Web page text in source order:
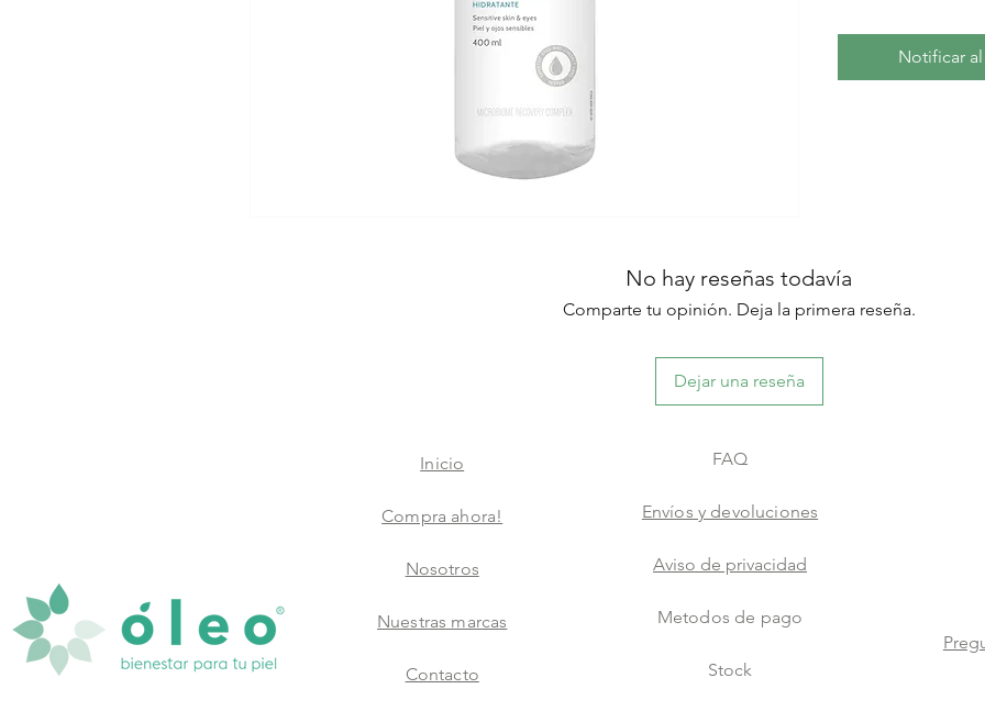
Notificar
No hay reseñas todavía
Comparte tu opinión. Deja la primera reseña.
Dejar una reseña
Inicio
Compra ahora!
Nosotros
Nuestras marcas
Contacto
FAQ
Envíos y devoluciones
Aviso de privacidad
Metodos de pago
Stock